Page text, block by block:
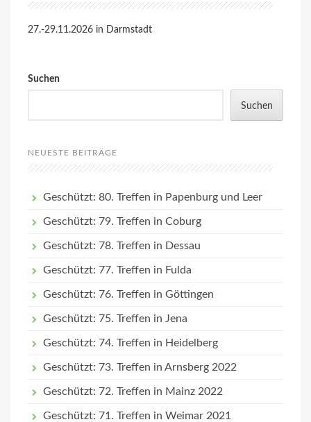
27.-29.11.2026 in Darmstadt
Suchen
Suchen
NEUESTE BEITRÄGE
Geschützt: 80. Treffen in Papenburg und Leer
Geschützt: 79. Treffen in Coburg
Geschützt: 78. Treffen in Dessau
Geschützt: 77. Treffen in Fulda
Geschützt: 76. Treffen in Göttingen
Geschützt: 75. Treffen in Jena
Geschützt: 74. Treffen in Heidelberg
Geschützt: 73. Treffen in Arnsberg 2022
Geschützt: 72. Treffen in Mainz 2022
Geschützt: 71. Treffen in Weimar 2021